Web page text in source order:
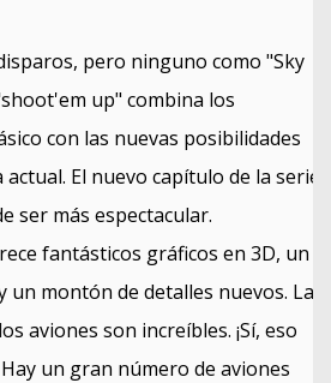
pero ninguno como "Sky
up" combina los
con las nuevas posibilidades
El nuevo capítulo de la serie
ser más espectacular.
fantásticos gráficos en 3D, un
montón de detalles nuevos. Las
aviones son increíbles. ¡Sí, eso
un gran número de aviones